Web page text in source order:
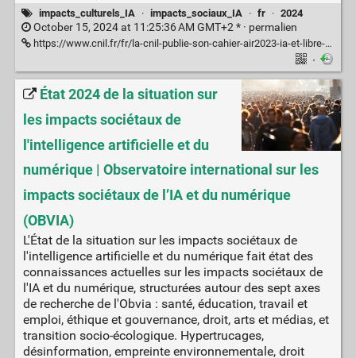
impacts_culturels_IA · impacts_sociaux_IA · fr · 2024
October 15, 2024 at 11:25:36 AM GMT+2 * · permalien
https://www.cnil.fr/fr/la-cnil-publie-son-cahier-air2023-ia-et-libre-arbitre-sommes-nous-des-moutons-numeriques
·
État 2024 de la situation sur
les impacts sociétaux de
l'intelligence artificielle et du
numérique | Observatoire international sur les
impacts sociétaux de l’IA et du numérique
(OBVIA)
L'État de la situation sur les impacts sociétaux de
l'intelligence artificielle et du numérique fait état des
connaissances actuelles sur les impacts sociétaux de
l'IA et du numérique, structurées autour des sept axes
de recherche de l'Obvia : santé, éducation, travail et
emploi, éthique et gouvernance, droit, arts et médias, et
transition socio-écologique. Hypertrucages,
désinformation, empreinte environnementale, droit